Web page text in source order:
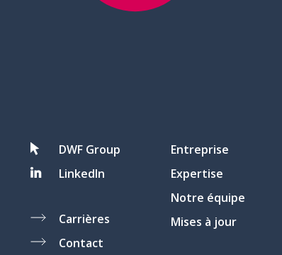
DWF Group
LinkedIn
Carrières
Contact
Entreprise
Expertise
Notre équipe
Mises à jour